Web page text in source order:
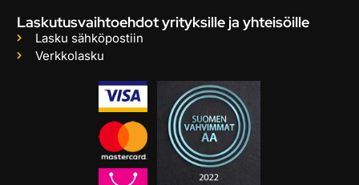
Laskutusvaihtoehdot yrityksille ja yhteisöille
Lasku sähköpostiin
Verkkolasku